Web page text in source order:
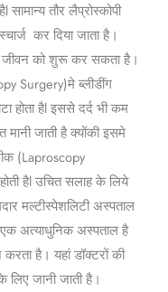
तौर लैप्रोस्कोपी
कर दिया जाता है।
जीवन को शुरू कर सकता है।
Surgery)मे ब्लीडींग
होता हैl इससे दर्द भी कम
मानी जाती है क्योंकी इसमे
(Laproscopy
हैl उचित सलाह के लिये
मल्टीस्पेशलिटी अस्पताल
अत्याधुनिक अस्पताल है
करता है। यहां डॉक्टरों की
लिए जानी जाती है।